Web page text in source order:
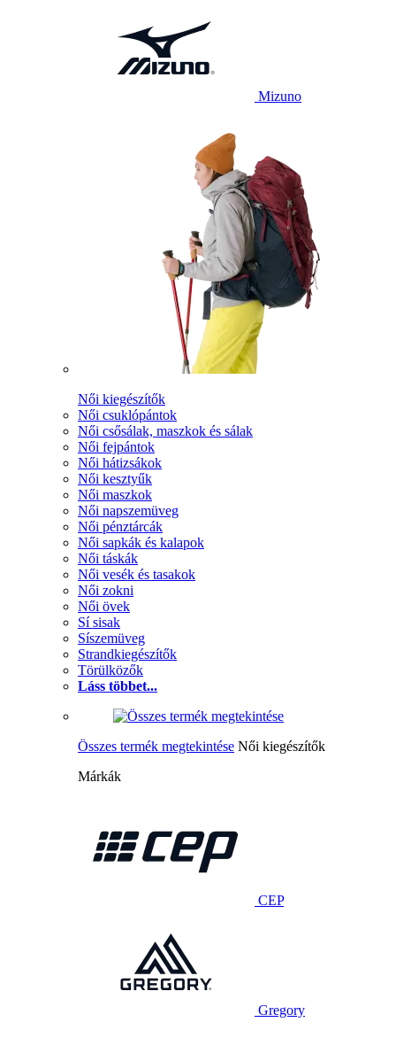
Mizuno
Női kiegészítők
Női csuklópántok
Női csősálak, maszkok és sálak
Női fejpántok
Női hátizsákok
Női kesztyűk
Női maszkok
Női napszemüveg
Női pénztárcák
Női sapkák és kalapok
Női táskák
Női vesék és tasakok
Női zokni
Női övek
Sí sisak
Síszemüveg
Strandkiegészítők
Törülközők
Láss többet...
Összes termék megtekintése Női kiegészítők
Márkák
CEP
Gregory